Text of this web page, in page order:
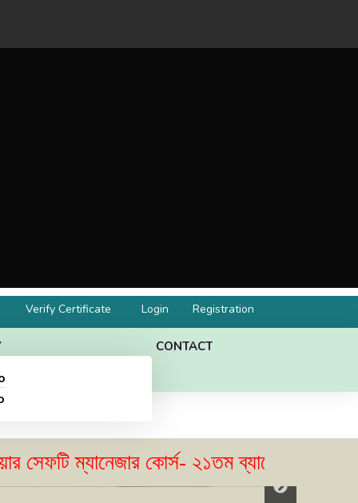
Verify Certificate Login Registration
CONTACT
ম্যানেজার কোর্স- ২১তম ব্যাচের ভর্তি